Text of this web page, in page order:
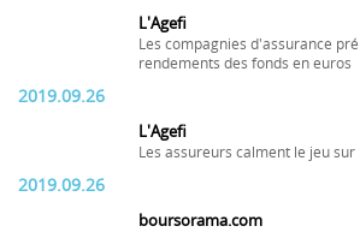
L'Agefi
Les compagnies d'assurance
rendements des fonds en euros
2019.09.26
L'Agefi
Les assureurs calment le jeu
2019.09.26
boursorama.com